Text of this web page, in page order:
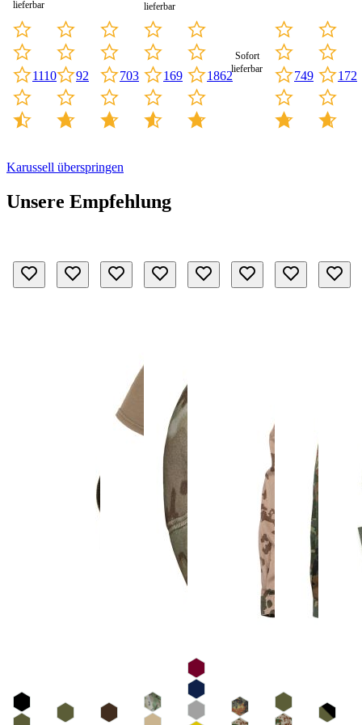
lieferbar
1110 92 703
lieferbar
169 1862
Sofort
lieferbar
749 172
Karussell überspringen
Unsere Empfehlung